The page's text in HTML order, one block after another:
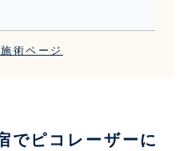
術ページ
でピコレーザーに